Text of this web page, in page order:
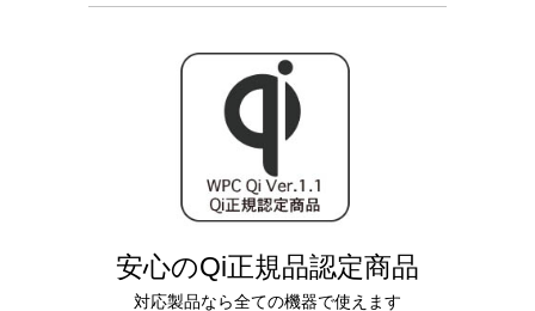
安心のQi正規品認定商品
対応製品なら全ての機器で使えます